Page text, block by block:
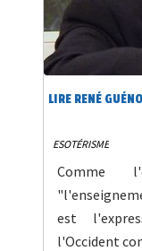
LIRE RENÉ
ESOTÉRISME
Comme
est
l'Occident